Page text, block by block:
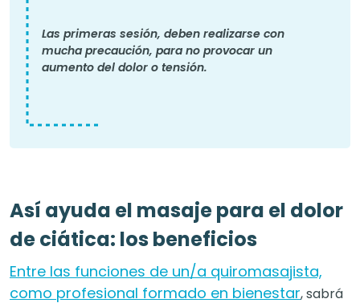
Las primeras sesión, deben realizarse con
mucha precaución, para no provocar un
aumento del dolor o tensión.
Así ayuda el masaje para el dolor
de ciática: los beneficios
Entre las funciones de un/a quiromasajista,
como profesional formado en bienestar, sabrá